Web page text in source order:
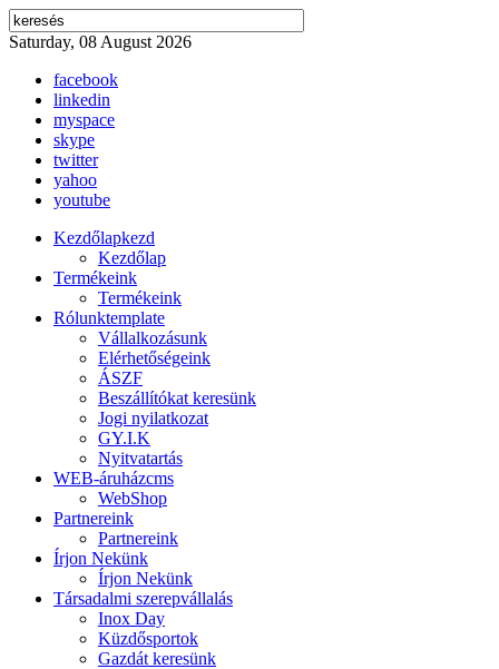
Saturday, 08 August 2026
facebook
linkedin
myspace
skype
twitter
yahoo
youtube
Kezdőlapkezd
Kezdőlap
Termékeink
Termékeink
Rólunktemplate
Vállalkozásunk
Elérhetőségeink
ÁSZF
Beszállítókat keresünk
Jogi nyilatkozat
GY.I.K
Nyitvatartás
WEB-áruházcms
WebShop
Partnereink
Partnereink
Írjon Nekünk
Írjon Nekünk
Társadalmi szerepvállalás
Inox Day
Küzdősportok
Gazdát keresünk